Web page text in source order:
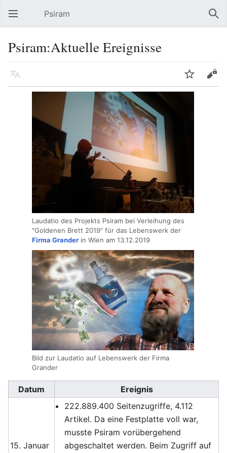
Hauptmenü öffnen Psiram
Psiram:Aktuelle Ereignisse
Sprache Beobachten Bearbeiten
Laudatio des Projekts Psiram bei Verleihung des
"Goldenen Brett 2019" für das Lebenswerk der
Firma Grander in Wien am 13.12.2019
Bild zur Laudatio auf Lebenswerk der Firma
Grander
Datum Ereignis
15. Januar
222.889.400 Seitenzugriffe, 4.112
Artikel. Da eine Festplatte voll war,
musste Psiram vorübergehend
abgeschaltet werden. Beim Zugriff auf